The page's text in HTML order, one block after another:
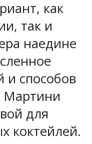
как
так и
наедине
и способов
Мартини
для
коктейлей.